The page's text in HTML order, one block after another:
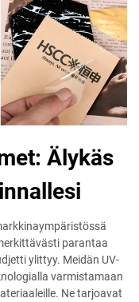
Älykäs
parantaa
ylittyy. Meidän UV-
varmistamaan
Ne tarjoavat